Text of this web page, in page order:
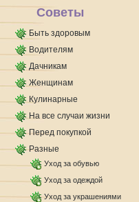
Советы
Быть здоровым
Водителям
Дачникам
Женщинам
Кулинарные
На все случаи жизни
Перед покупкой
Разные
Уход за обувью
Уход за одеждой
Уход за украшениями